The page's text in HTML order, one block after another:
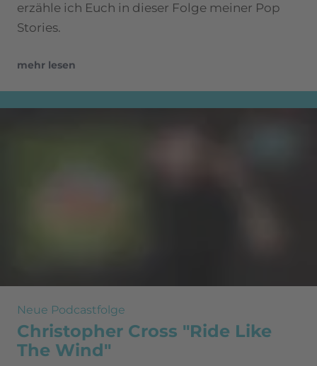
erzähle ich Euch in dieser Folge meiner Pop
Stories.
mehr lesen
Neue Podcastfolge
Christopher Cross "Ride Like
The Wind"